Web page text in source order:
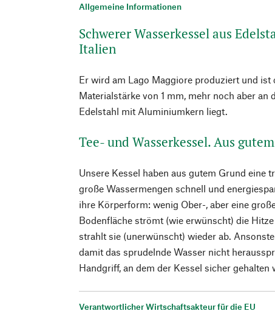
Allgemeine Informationen
Schwerer Wasserkessel aus
Italien
Er wird am Lago Maggiore produziert und ist
Materialstärke von 1 mm, mehr noch aber an
Edelstahl mit Aluminiumkern liegt.
Tee- und Wasserkessel. Aus
Unsere Kessel haben aus gutem Grund eine
große Wassermengen schnell und
ihre Körperform: wenig Ober-, aber eine
Bodenfläche strömt (wie erwünscht) die
strahlt sie (unerwünscht) wieder ab.
damit das sprudelnde Wasser nicht
Handgriff, an dem der Kessel sicher gehalten
Verantwortlicher Wirtschaftsakteur für die EU